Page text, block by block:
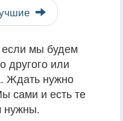
мы будем
другого или
Ждать нужно
сами и есть те
нужны.